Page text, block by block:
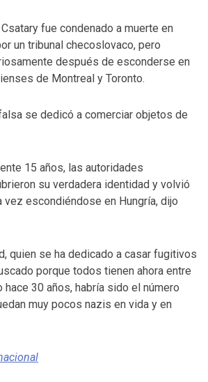
fue condenado a muerte en
un tribunal checoslovaco, pero
después de esconderse en
de Montreal y Toronto.
se dedicó a comerciar objetos de
15 años, las autoridades
su verdadera identidad y volvió
vez escondiéndose en Hungría, dijo
quien se ha dedicado a casar fugitivos
porque todos tienen ahora entre
hace 30 años, habría sido el número
muy pocos nazis en vida y en